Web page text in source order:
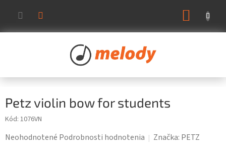
obsah
Petz violin bow for students
Kód: 1076VN
Priemerné
Neohodnotené Podrobnosti hodnotenia Značka: PETZ